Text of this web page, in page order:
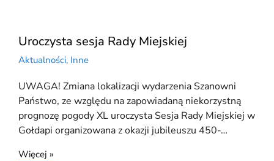
Uroczysta sesja Rady Miejskiej
Aktualności, Inne
UWAGA! Zmiana lokalizacji wydarzenia Szanowni
Państwo, ze względu na zapowiadaną niekorzystną
prognozę pogody XL uroczysta Sesja Rady Miejskiej w
Gołdapi organizowana z okazji jubileuszu 450-…
Więcej »